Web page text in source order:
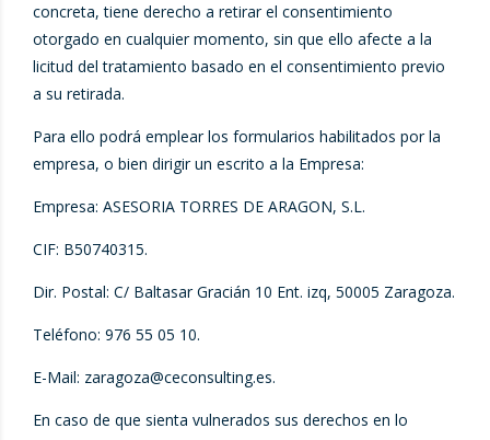
concreta, tiene derecho a retirar el consentimiento
otorgado en cualquier momento, sin que ello afecte a la
licitud del tratamiento basado en el consentimiento previo
a su retirada.
Para ello podrá emplear los formularios habilitados por la
empresa, o bien dirigir un escrito a la Empresa:
Empresa: ASESORIA TORRES DE ARAGON, S.L.
CIF: B50740315.
Dir. Postal: C/ Baltasar Gracián 10 Ent. izq, 50005 Zaragoza.
Teléfono: 976 55 05 10.
E-Mail: zaragoza@ceconsulting.es.
En caso de que sienta vulnerados sus derechos en lo